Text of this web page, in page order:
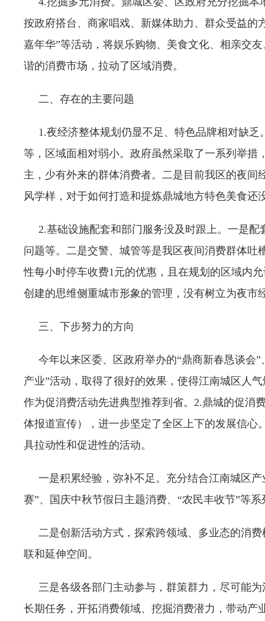
按政府搭台、商家唱戏、新媒体助力、群众受益
嘉年华”等活动，将娱乐购物、美食文化、相亲交
谐的消费市场，拉动了区域消费。
二、存在的主要问题
1.夜经济整体规划仍显不足、特色品牌相对缺乏
等，区域面相对弱小。政府虽然采取了一系列举措
主，少有外来的群体消费者。二是目前我区的夜
风学样，对于如何打造和提炼鼎城地方特色美食
2.基础设施配套和部门服务没及时跟上。一是配
问题等。二是交警、城管等是我区夜间消费群体
性每小时停车收费1元的优惠，且在规划的区域内
创建的思维侧重城市形象的管理，没有树立为夜
三、下步努力的方向
今年以来区委、区政府举办的“鼎商新春恳谈会”
产业”活动，取得了很好的效果，使得江南城区人
作为促消费活动先进典型推荐到省。2.鼎城的促消
体报道宣传），进一步坚定了全区上下的发展信
具拉动性和促进性的活动。
一是积累经验，弥补不足。充分结合江南城区产
赛”、国庆中秋节假日主题消费、“农民丰收节”等
二是创新活动方式，探索跨领域、多业态的消费
联和延伸空间。
三是各级各部门主动参与，群策群力，尽可能为
长期任务，开拓消费领域、挖掘消费潜力，带动产